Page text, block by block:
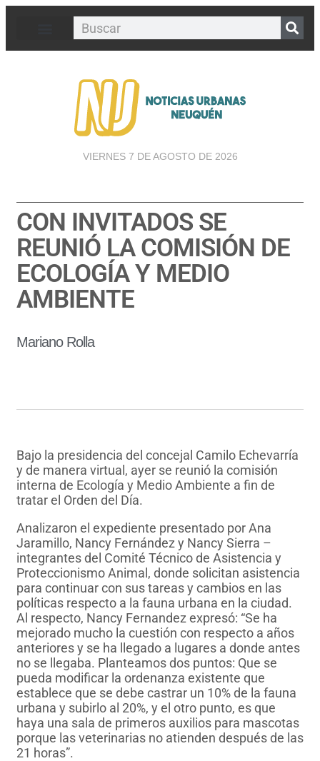
VIERNES 7 DE AGOSTO DE 2026
CON INVITADOS SE
REUNIÓ LA COMISIÓN DE
ECOLOGÍA Y MEDIO
AMBIENTE
Mariano Rolla
Bajo la presidencia del concejal Camilo Echevarría
y de manera virtual, ayer se reunió la comisión
interna de Ecología y Medio Ambiente a fin de
tratar el Orden del Día.
Analizaron el expediente presentado por Ana
Jaramillo, Nancy Fernández y Nancy Sierra –
integrantes del Comité Técnico de Asistencia y
Proteccionismo Animal, donde solicitan asistencia
para continuar con sus tareas y cambios en las
políticas respecto a la fauna urbana en la ciudad.
Al respecto, Nancy Fernandez expresó: “Se ha
mejorado mucho la cuestión con respecto a años
anteriores y se ha llegado a lugares a donde antes
no se llegaba. Planteamos dos puntos: Que se
pueda modificar la ordenanza existente que
establece que se debe castrar un 10% de la fauna
urbana y subirlo al 20%, y el otro punto, es que
haya una sala de primeros auxilios para mascotas
porque las veterinarias no atienden después de las
21 horas”.